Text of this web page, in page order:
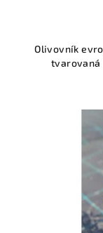
Olivovník
tvarovaná